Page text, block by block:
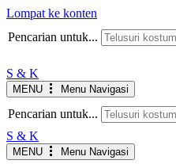
Lompat ke konten
Pencarian untuk...
S & K
MENU Menu Navigasi
Pencarian untuk...
S & K
MENU Menu Navigasi
JAM KERJA
Senin-Jumat : 10.00-
Sabtu : 10.00-17.00